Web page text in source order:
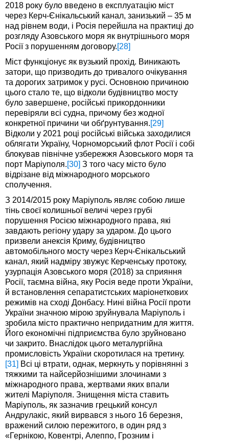
2018 року було введено в експлуатацію міст
через Керч-Єнікальський канал, занизький – 35 м
над рівнем води, і Росія перейшла на практиці до
розгляду Азовського моря як внутрішнього моря
Росії з порушенням договору.[28]
Міст функціонує як вузький прохід. Виникають
затори, що призводить до тривалого очікування
та дорогих затримок у русі. Основною причиною
цього стало те, що відколи будівництво мосту
було завершене, російські прикордонники
перевіряли всі судна, причому без жодної
конкретної причини чи обґрунтування.[29]
Відколи у 2021 році російські війська заходилися
облягати Україну, Чорноморський флот Росії і собі
блокував північне узбережжя Азовського моря та
порт Маріуполя.[30] З того часу місто було
відрізане від міжнародного морського
сполучення.
З 2014/2015 року Маріуполь являє собою лише
тінь своєї колишньої величі через грубі
порушення Росією міжнародного права, які
завдають регіону удару за ударом. До цього
призвели анексія Криму, будівництво
автомобільного мосту через Керч-Єнікальський
канал, який надміру звужує Керченську протоку,
узурпація Азовського моря (2018) за сприяння
Росії, таємна війна, яку Росія веде проти України,
й встановлення сепаратистських маріонеткових
режимів на сході Донбасу. Нині війна Росії проти
України значною мірою зруйнувала Маріуполь і
зробила місто практично непридатним для життя.
Його економічні підприємства було зруйновано
чи закрито. Внаслідок цього металургійна
промисловість України скоротилася на третину.
[31] Всі ці втрати, однак, меркнуть у порівнянні з
тяжкими та найсерйознішими злочинами з
міжнародного права, жертвами яких впали
жителі Маріуполя. Знищення міста ставить
Маріуполь, як зазначив грецький консул
Андрулакіс, який вирвався з нього 16 березня,
вражений силою пережитого, в один ряд з
«Гернікою, Ковентрі, Алеппо, Грозним і